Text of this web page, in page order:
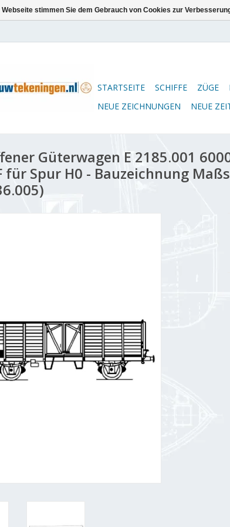
STARTSEITE SCHIFFE ZÜGE
NEUE ZEICHNUNGEN
NEUE
Güterwagen E 2185.001
für Spur H0 - Bauzeichnung
stimmen Sie dem Gebrauch von Cookies zur